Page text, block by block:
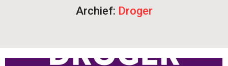
Archief: Droger